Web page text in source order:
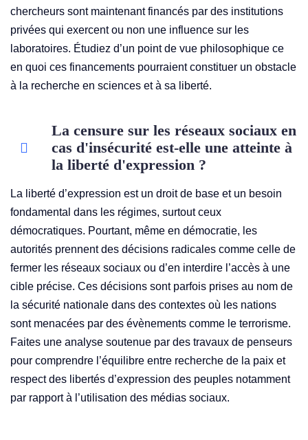
chercheurs sont maintenant financés par des institutions
privées qui exercent ou non une influence sur les
laboratoires. Étudiez d’un point de vue philosophique ce
en quoi ces financements pourraient constituer un obstacle
à la recherche en sciences et à sa liberté.
La censure sur les réseaux sociaux en
cas d'insécurité est-elle une atteinte à
la liberté d'expression ?
La liberté d’expression est un droit de base et un besoin
fondamental dans les régimes, surtout ceux
démocratiques. Pourtant, même en démocratie, les
autorités prennent des décisions radicales comme celle de
fermer les réseaux sociaux ou d’en interdire l’accès à une
cible précise. Ces décisions sont parfois prises au nom de
la sécurité nationale dans des contextes où les nations
sont menacées par des évènements comme le terrorisme.
Faites une analyse soutenue par des travaux de penseurs
pour comprendre l’équilibre entre recherche de la paix et
respect des libertés d’expression des peuples notamment
par rapport à l’utilisation des médias sociaux.